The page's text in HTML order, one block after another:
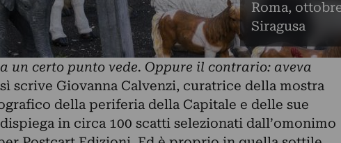
Roma,
Siragusa
un certo punto vede. Oppure il contrario: aveva
scrive Giovanna Calvenzi, curatrice della mostra
della periferia della Capitale e delle sue
in circa 100 scatti selezionati dall’omonimo